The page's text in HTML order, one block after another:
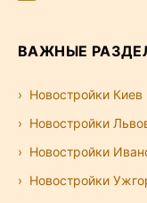
ВАЖНЫЕ
Новостройки Киев
Новостройки
Новостройки
Новостройки